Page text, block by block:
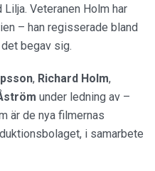
Veteranen Holm har
– han regisserade bland
det begav sig.
, Richard Holm,
under ledning av –
är de nya filmernas
i samarbete